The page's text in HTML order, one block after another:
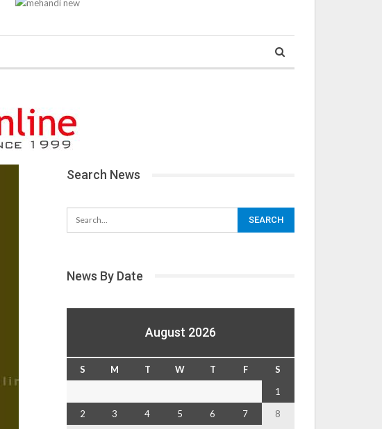
Search News
News By Date
August 2026
S M T W T F
S
1
2
3 4 5 6 7 8